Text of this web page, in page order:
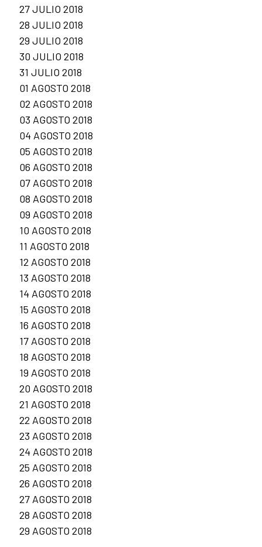
27 JULIO 2018
28 JULIO 2018
29 JULIO 2018
30 JULIO 2018
31 JULIO 2018
01 AGOSTO 2018
02 AGOSTO 2018
03 AGOSTO 2018
04 AGOSTO 2018
05 AGOSTO 2018
06 AGOSTO 2018
07 AGOSTO 2018
08 AGOSTO 2018
09 AGOSTO 2018
10 AGOSTO 2018
11 AGOSTO 2018
12 AGOSTO 2018
13 AGOSTO 2018
14 AGOSTO 2018
15 AGOSTO 2018
16 AGOSTO 2018
17 AGOSTO 2018
18 AGOSTO 2018
19 AGOSTO 2018
20 AGOSTO 2018
21 AGOSTO 2018
22 AGOSTO 2018
23 AGOSTO 2018
24 AGOSTO 2018
25 AGOSTO 2018
26 AGOSTO 2018
27 AGOSTO 2018
28 AGOSTO 2018
29 AGOSTO 2018